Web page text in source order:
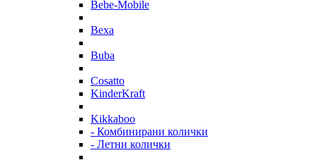
Bebe-Mobile
Bexa
Buba
Cosatto
KinderKraft
Kikkaboo
- Комбинирани колички
- Летни колички